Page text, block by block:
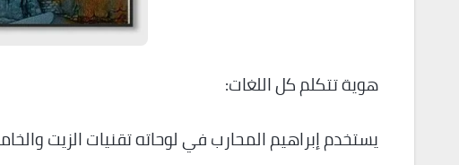
هوية تتكلم كل اللغات:
يستخدم إبراهيم المحارب في لوحاته تقنيات الزيت